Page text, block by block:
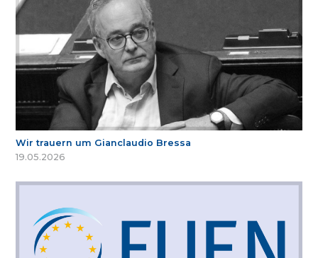
Wir trauern um Gianclaudio Bressa
19.05.2026